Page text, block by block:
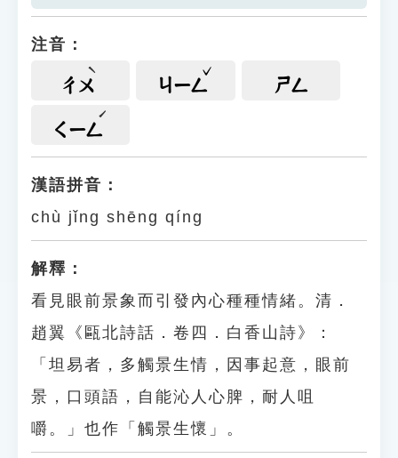
貓頭鷹博士
注音：
ㄔㄨ ㄐㄧㄥ ㄕㄥ
ㄑㄧㄥ
漢語拼音：
chù jǐng shēng qíng
解釋：
看見眼前景象而引發內心種種情緒。清．
趙翼《甌北詩話．卷四．白香山詩》：
「坦易者，多觸景生情，因事起意，眼前
景，口頭語，自能沁人心脾，耐人咀
嚼。」也作「觸景生懷」。